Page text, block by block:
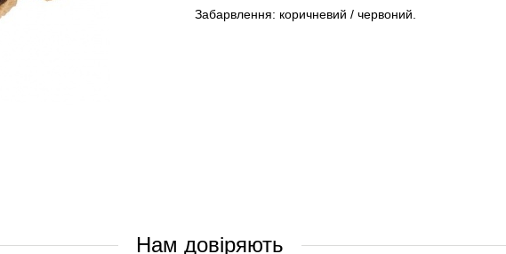
Забарвлення: коричневий / червоний.
Нам довіряють